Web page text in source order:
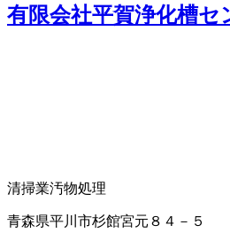
有限会社平賀浄化槽セ
清掃業汚物処理
青森県平川市杉館宮元８４－５